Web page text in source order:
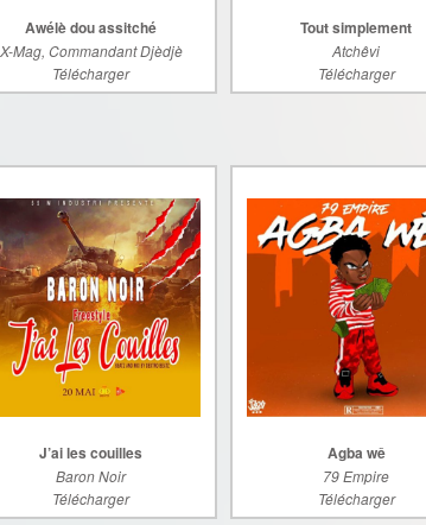
Awélè dou assitché
X-Mag, Commandant Djèdjè
Télécharger
Tout simplement
Atchêvi
Télécharger
J’ai les couilles
Baron Noir
Télécharger
Agba wê
79 Empire
Télécharger